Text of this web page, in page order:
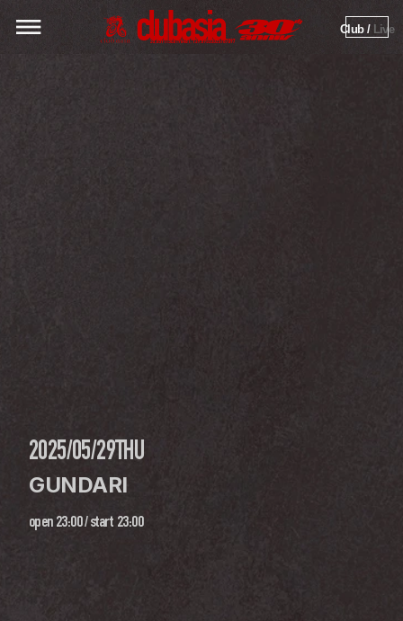
Club / Live
2025/05/29THU
GUNDARI
open 23:00 / start 23:00